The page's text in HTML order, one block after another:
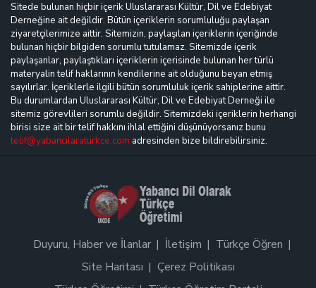
Sitede bulunan hiçbir içerik Uluslararası Kültür, Dil ve Edebiyat
Derneğine ait değildir. Bütün içeriklerin sorumluluğu paylaşan
ziyaretçilerimize aittir. Sitemizin, paylaşılan içeriklerin içeriğinde
bulunan hiçbir bilgiden sorumlu tutulamaz. Sitemizde içerik
paylaşanlar, paylaştıkları içeriklerin içerisinde bulunan her türlü
materyalin telif haklarının kendilerine ait olduğunu beyan etmiş
sayılırlar. İçeriklerle ilgili bütün sorumluluk içerik sahiplerine aittir.
Bu durumlardan Uluslararası Kültür, Dil ve Edebiyat Derneği ile
sitemiz görevlileri sorumlu değildir. Sitemizdeki içeriklerin herhangi
birisi size ait bir telif hakkını ihlal ettiğini düşünüyorsanız bunu
telif@yabancilaraturkce.com adresinden bize bildirebilirsiniz.
Duyuru, Haber ve İlanlar İletişim
Türkçe Öğren
Site Haritası
Çerez Politikası